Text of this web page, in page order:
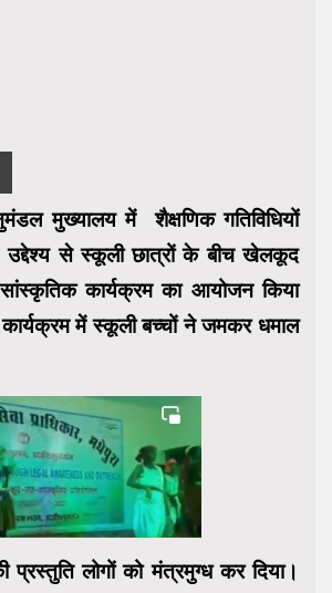
मुख्यालय में शैक्षणिक गतिविधियों
से स्कूली छात्रों के बीच खेलकूद
सांस्कृतिक कार्यक्रम का आयोजन किया
कार्यक्रम में स्कूली बच्चों ने जमकर धमाल
प्रस्तुति लोगों को मंत्रमुग्ध कर दिया।